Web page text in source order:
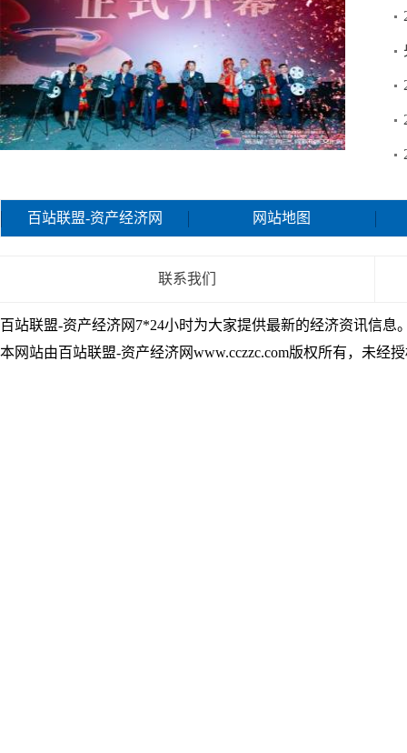
百站联盟-资产经济网 网站地图
联系我们
百站联盟-资产经济网7*24小时为大家提供最新的经济资讯信息
本网站由百站联盟-资产经济网www.cczzc.com版权所有，未经